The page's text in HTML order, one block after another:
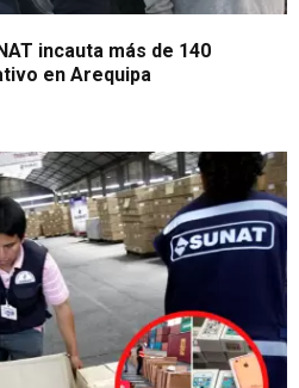
incauta más de 140
en Arequipa